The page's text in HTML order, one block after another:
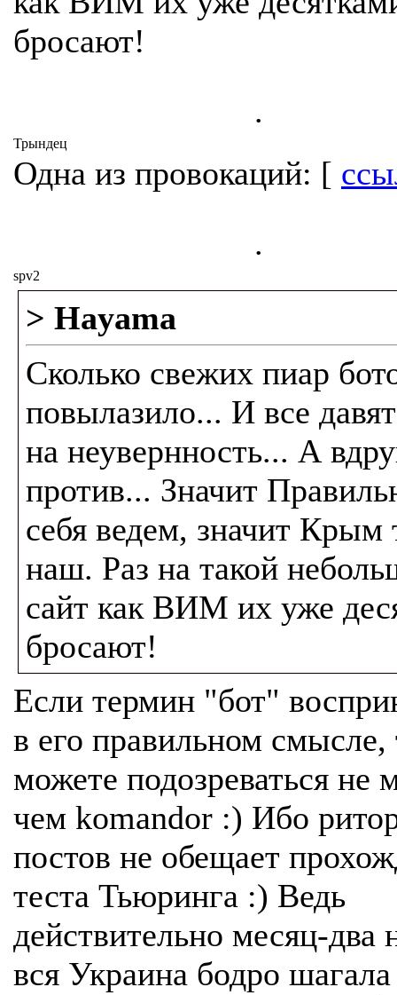
бросают!
.
Трындец
Одна из провокаций: [
.
spv2
> Hayama
Сколько свежих пиар
повылазило... И все
на неувернность... А
против... Значит
себя ведем, значит Крым
наш. Раз на такой
сайт как ВИМ их уже
бросают!
Если термин "бот"
в его правильном
можете подозреваться не
чем komandor :) Ибо
постов не обещает
теста Тьюринга :) Ведь
действительно месяц-два
вся Украина бодро